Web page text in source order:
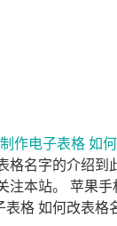
名字的介绍
本站。 苹果
格 如何改表格